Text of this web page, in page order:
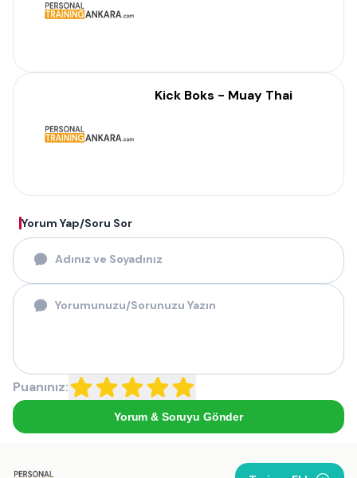
Kick Boks - Muay Thai
Yorum Yap/Soru Sor
Puanınız:
Yorum & Soruyu Gönder